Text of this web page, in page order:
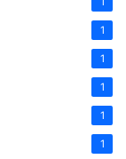
1
1
1
1
1